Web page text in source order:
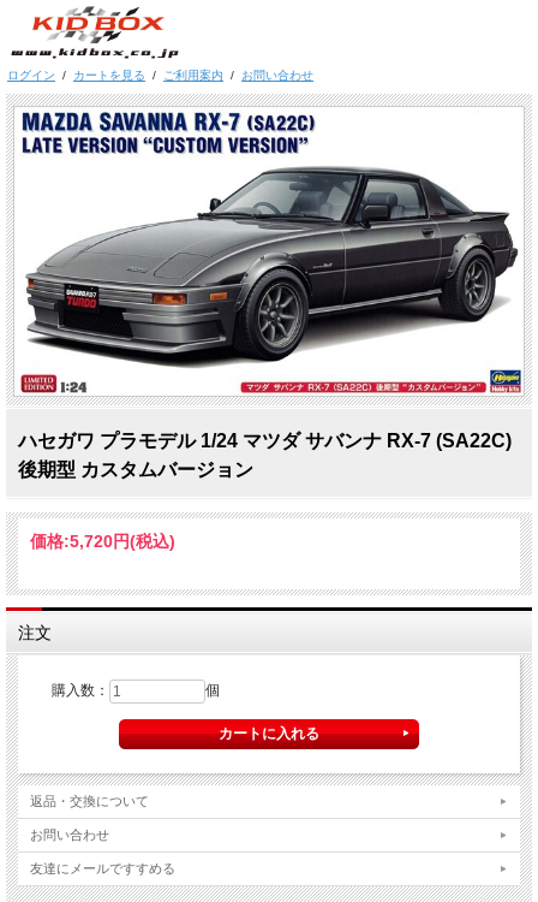
ログイン / カートを見る / ご利用案内 / お問い合わせ
ハセガワ プラモデル 1/24 マツダ サバンナ RX-7 (SA22C)
後期型 カスタムバージョン
価格:5,720円(税込)
注文
購入数： 個
返品・交換について
お問い合わせ
友達にメールですすめる